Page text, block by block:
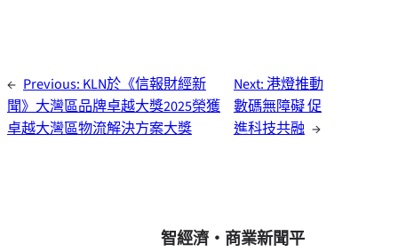
← Previous: KLN於《信報財經新
聞》大灣區品牌卓越大獎2025榮獲
卓越大灣區物流解決方案大獎
Next:港燈推動
數碼無障礙 促
進科技共融 →
智經濟・商業新聞平